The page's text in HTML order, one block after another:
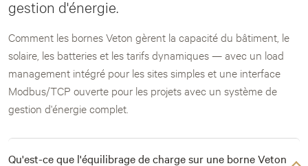
gestion d'énergie.
Comment les bornes Veton gèrent la capacité du bâtiment, le
solaire, les batteries et les tarifs dynamiques — avec un load
management intégré pour les sites simples et une interface
Modbus/TCP ouverte pour les projets avec un système de
gestion d'énergie complet.
Qu'est-ce que l'équilibrage de charge sur une borne Veton